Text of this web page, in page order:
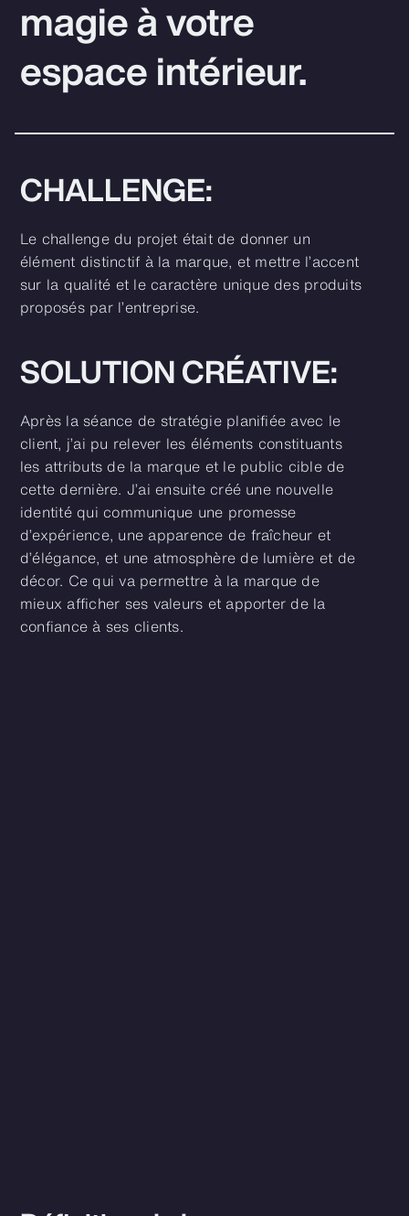
magie à votre
espace intérieur.
CHALLENGE:
Le challenge du projet était de donner un
élément distinctif à la marque, et mettre l’accent
sur la qualité et le caractère unique des produits
proposés par l’entreprise.
SOLUTION CRÉATIVE:
Après la séance de stratégie planifiée avec le
client, j’ai pu relever les éléments constituants
les attributs de la marque et le public cible de
cette dernière. J’ai ensuite créé une nouvelle
identité qui communique une promesse
d’expérience, une apparence de fraîcheur et
d’élégance, et une atmosphère de lumière et de
décor. Ce qui va permettre à la marque de
mieux afficher ses valeurs et apporter de la
confiance à ses clients.